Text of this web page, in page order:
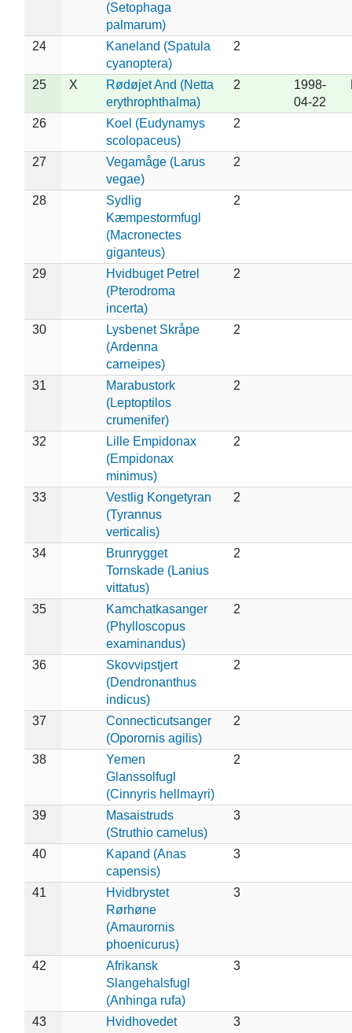
(Setophaga
palmarum)
24
Kaneland (Spatula
cyanoptera)
2
25 X
Rødøjet And (Netta
erythrophthalma)
2
1998-
04-22
26
Koel (Eudynamys
scolopaceus)
2
27
Vegamåge (Larus
vegae)
2
28
Sydlig
Kæmpestormfugl
(Macronectes
giganteus)
2
29
Hvidbuget Petrel
(Pterodroma
incerta)
2
30
Lysbenet Skråpe
(Ardenna
carneipes)
2
31
Marabustork
(Leptoptilos
crumenifer)
2
32
Lille Empidonax
(Empidonax
minimus)
2
33
Vestlig Kongetyran
(Tyrannus
verticalis)
2
34
Brunrygget
Tornskade (Lanius
vittatus)
2
35
Kamchatkasanger
(Phylloscopus
examinandus)
2
36
Skovvipstjert
(Dendronanthus
indicus)
2
37
Connecticutsanger
(Oporornis agilis)
2
38
Yemen
Glanssolfugl
(Cinnyris hellmayri)
2
39
Masaistruds
(Struthio camelus)
3
40
Kapand (Anas
capensis)
3
41
Hvidbrystet
Rørhøne
(Amaurornis
phoenicurus)
3
42
Afrikansk
Slangehalsfugl
(Anhinga rufa)
3
43
Hvidhovedet
3